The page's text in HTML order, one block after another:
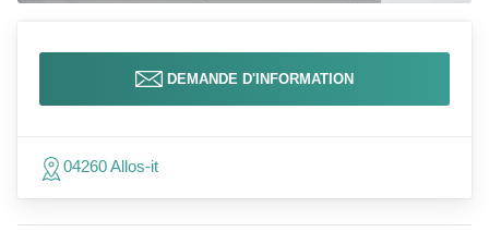
DEMANDE D'INFORMATION
04260 Allos-it